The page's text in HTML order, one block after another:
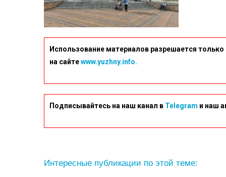
Использование материалов разрешается
на сайтеwww.yuzhny.info.
Подписывайтесь на наш канал в Telegram и наш
Интересные публикации по этой теме: